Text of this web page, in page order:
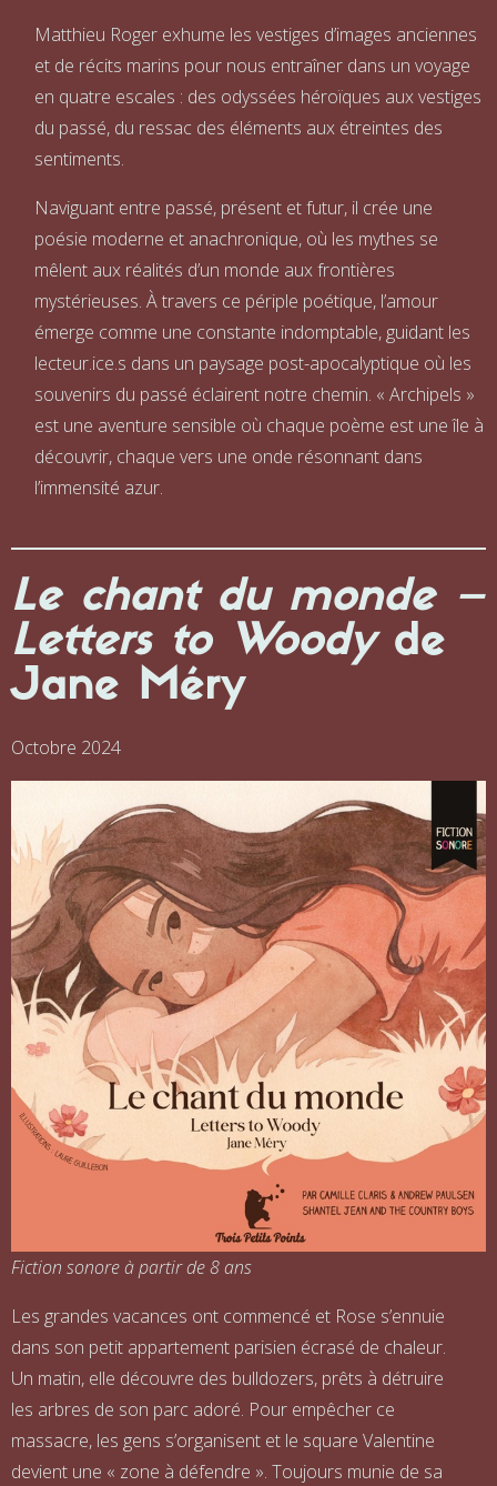
Matthieu Roger exhume les vestiges d’images anciennes
et de récits marins pour nous entraîner dans un voyage
en quatre escales : des odyssées héroïques aux vestiges
du passé, du ressac des éléments aux étreintes des
sentiments.
Naviguant entre passé, présent et futur, il crée une
poésie moderne et anachronique, où les mythes se
mêlent aux réalités d’un monde aux frontières
mystérieuses. À travers ce périple poétique, l’amour
émerge comme une constante indomptable, guidant les
lecteur.ice.s dans un paysage post-apocalyptique où les
souvenirs du passé éclairent notre chemin. « Archipels »
est une aventure sensible où chaque poème est une île à
découvrir, chaque vers une onde résonnant dans
l’immensité azur.
Le chant du monde –
Letters to Woodyde
Jane Méry
Octobre 2024
Fiction sonoreà partir de 8 ans
Les grandes vacances ont commencé et Rose s’ennuie
dans son petit appartement parisien écrasé de chaleur.
Un matin, elle découvre des bulldozers, prêts à détruire
les arbres de son parc adoré. Pour empêcher ce
massacre, les gens s’organisent et le square Valentine
devient une « zone à défendre ». Toujours munie de sa